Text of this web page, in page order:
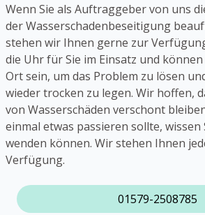
Wenn Sie als Auftraggeber von uns
der Wasserschadenbeseitigung
stehen wir Ihnen gerne zur
die Uhr für Sie im Einsatz und
Ort sein, um das Problem zu lösen
wieder trocken zu legen. Wir hoffen,
von Wasserschäden verschont
einmal etwas passieren sollte, wissen
wenden können. Wir stehen Ihnen
Verfügung.
01579-2508785